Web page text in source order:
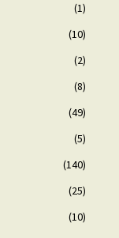
(1)
(10)
(2)
(8)
(49)
(5)
(140)
(25)
(10)